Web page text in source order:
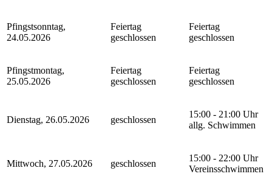
Pfingstsonntag,
24.05.2026
Feiertag
geschlossen
Feiertag
geschlossen
Pfingstmontag,
25.05.2026
Feiertag
geschlossen
Feiertag
geschlossen
Dienstag, 26.05.2026 geschlossen
15:00 - 21:00 Uhr
allg. Schwimmen
Mittwoch, 27.05.2026 geschlossen
15:00 - 22:00 Uhr
Vereinsschwimmen